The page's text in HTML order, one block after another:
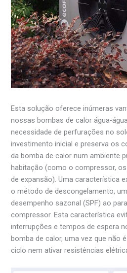
Esta solução oferece inúmeras
nossas bombas de calor água-
necessidade de perfurações no
investimento inicial e preserva os
da bomba de calor num ambiente
habitação (como o compressor,
de expansão). Uma característica
o método de descongelamento,
desempenho sazonal (SPF) ao
compressor. Esta característica
interrupções e tempos de espera
bomba de calor, uma vez que não
ciclo nem ativar resistências